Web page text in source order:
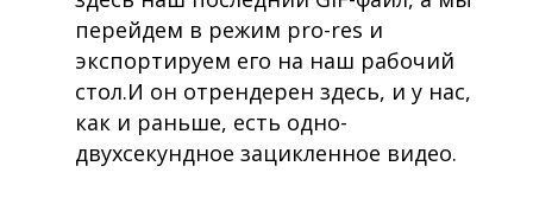
перейдем в режим pro-res и
экспортируем его на наш рабочий
стол.И он отрендерен здесь, и у нас,
как и раньше, есть одно-
двухсекундное зацикленное видео.